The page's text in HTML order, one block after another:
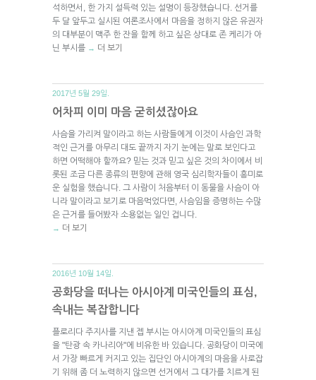
석하면서, 한 가지 설득력 있는 설명이 등장했습니다. 선거를
두 달 앞두고 실시된 여론조사에서 마음을 정하지 않은 유권자
의 대부분이 맥주 한 잔을 함께 하고 싶은 상대로 존 케리가 아
닌 부시를 → 더 보기
2017년 5월 29일.
어차피 이미 마음 굳히셨잖아요
사슴을 가리켜 말이라고 하는 사람들에게 이것이 사슴인 과학
적인 근거를 아무리 대도 끝까지 자기 눈에는 말로 보인다고
하면 어떡해야 할까요? 믿는 것과 믿고 싶은 것의 차이에서 비
롯된 조금 다른 종류의 편향에 관해 영국 심리학자들이 흥미로
운 실험을 했습니다. 그 사람이 처음부터 이 동물을 사슴이 아
니라 말이라고 보기로 마음먹었다면, 사슴임을 증명하는 수많
은 근거를 들어봤자 소용없는 일인 겁니다.
→ 더 보기
2016년 10월 14일.
공화당을 떠나는 아시아계 미국인들의 표심,
속내는 복잡합니다
플로리다 주지사를 지낸 젭 부시는 아시아계 미국인들의 표심
을 "탄광 속 카나리아"에 비유한 바 있습니다. 공화당이 미국에
서 가장 빠르게 커지고 있는 집단인 아시아계의 마음을 사로잡
기 위해 좀 더 노력하지 않으면 선거에서 그 대가를 치르게 된